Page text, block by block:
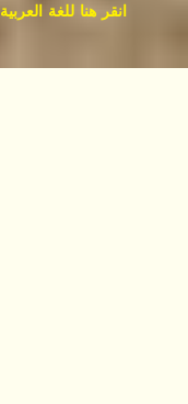
انقر هنا للغة العربية